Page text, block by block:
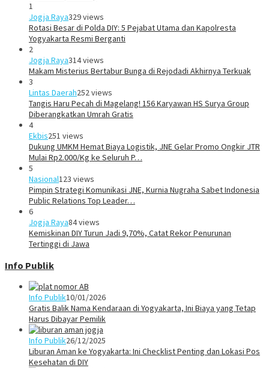
1
Jogja Raya329 views
Rotasi Besar di Polda DIY: 5 Pejabat Utama dan Kapolresta
Yogyakarta Resmi Berganti
2
Jogja Raya314 views
Makam Misterius Bertabur Bunga di Rejodadi Akhirnya Terkuak
3
Lintas Daerah252 views
Tangis Haru Pecah di Magelang! 156 Karyawan HS Surya Group
Diberangkatkan Umrah Gratis
4
Ekbis251 views
Dukung UMKM Hemat Biaya Logistik, JNE Gelar Promo Ongkir JTR
Mulai Rp2.000/Kg ke Seluruh P…
5
Nasional123 views
Pimpin Strategi Komunikasi JNE, Kurnia Nugraha Sabet Indonesia
Public Relations Top Leader…
6
Jogja Raya84 views
Kemiskinan DIY Turun Jadi 9,70%, Catat Rekor Penurunan
Tertinggi di Jawa
Info Publik
Info Publik10/01/2026
Gratis Balik Nama Kendaraan di Yogyakarta, Ini Biaya yang Tetap
Harus Dibayar Pemilik
Info Publik26/12/2025
Liburan Aman ke Yogyakarta: Ini Checklist Penting dan Lokasi Pos
Kesehatan di DIY